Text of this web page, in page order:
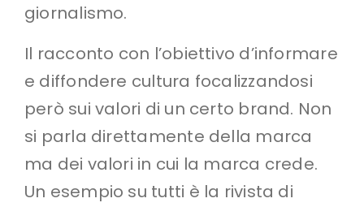
giornalismo.
Il racconto con l’obiettivo d’informare
e diffondere cultura focalizzandosi
però sui valori di un certo brand. Non
si parla direttamente della marca
ma dei valori in cui la marca crede.
Un esempio su tutti è la rivista di